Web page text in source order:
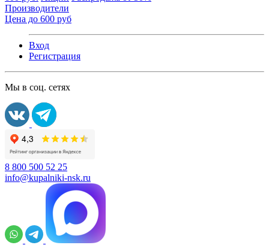
Производители
Цена до 600 руб
Вход
Регистрация
Мы в соц. сетях
8 800 500 52 25
info@kupalniki-nsk.ru